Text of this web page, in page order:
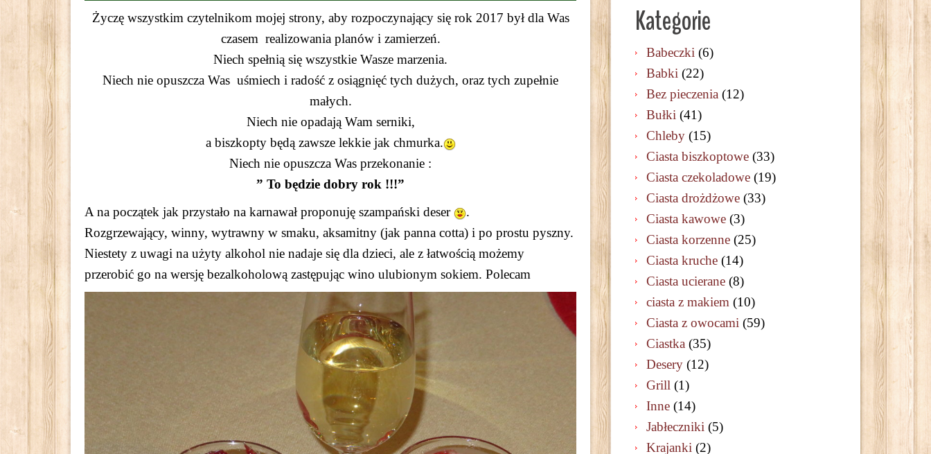
Życzę wszystkim czytelnikom mojej strony, aby rozpoczynający się rok 2017 był dla Was
czasem realizowania planów i zamierzeń.
Niech spełnią się wszystkie Wasze marzenia.
Niech nie opuszcza Was uśmiech i radość z osiągnięć tych dużych, oraz tych zupełnie
małych.
Niech nie opadają Wam serniki,
a biszkopty będą zawsze lekkie jak chmurka.
Niech nie opuszcza Was przekonanie :
” To będzie dobry rok !!!”
A na początek jak przystało na karnawał proponuję szampański deser
.
Rozgrzewający, winny, wytrawny w smaku, aksamitny (jak panna cotta) i po prostu pyszny.
Niestety z uwagi na użyty alkohol nie nadaje się dla dzieci, ale z łatwością możemy
przerobić go na wersję bezalkoholową zastępując wino ulubionym sokiem. Polecam
Kategorie
Babeczki (6)
Babki (22)
Bez pieczenia (12)
Bułki (41)
Chleby (15)
Ciasta biszkoptowe (33)
Ciasta czekoladowe (19)
Ciasta drożdżowe (33)
Ciasta kawowe (3)
Ciasta korzenne (25)
Ciasta kruche (14)
Ciasta ucierane (8)
ciasta z makiem (10)
Ciasta z owocami (59)
Ciastka (35)
Desery (12)
Grill (1)
Inne (14)
Jabłeczniki (5)
Krajanki (2)